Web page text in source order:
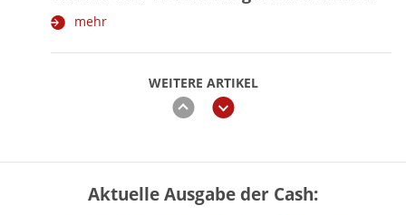
WEITERE ARTIKEL
zurückweiter
mehr
Vermieter-Zutritt: Wann Mieter
Aktuelle Ausgabe der Cash: